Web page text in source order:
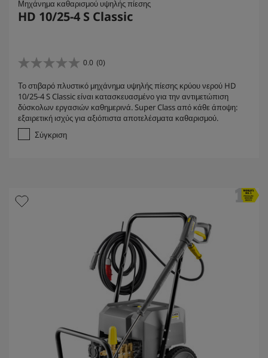
Μηχάνημα καθαρισμού υψηλής πίεσης
HD 10/25-4 S Classic
0.0 (0)
0
0
α
π
ό
α
ι
α
Το στιβαρό πλυστικό μηχάνημα υψηλής πίεσης κρύου νερού HD
10/25-4 S Classic είναι κατασκευασμένο για την αντιμετώπιση
δύσκολων εργασιών καθημερινά. Super Class από κάθε άποψη:
εξαιρετική ισχύς για αξιόπιστα αποτελέσματα καθαρισμού.
Σύγκριση